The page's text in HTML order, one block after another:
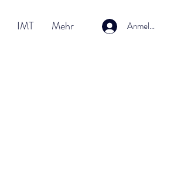
IMT Mehr Anmelden